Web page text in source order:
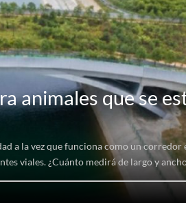
animales que se
a la vez que funciona como un corredor
viales. ¿Cuánto medirá de largo y